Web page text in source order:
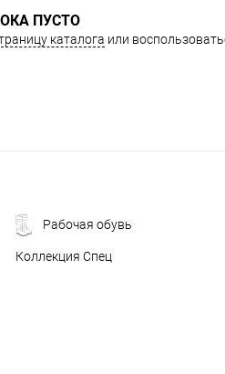
ПУСТО
каталога или
Рабочая обувь
Коллекция Спец